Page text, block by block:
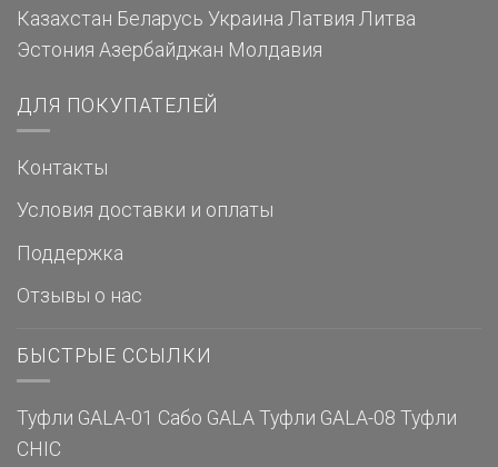
Казахстан Беларусь Украина Латвия Литва
Эстония Азербайджан Молдавия
ДЛЯ ПОКУПАТЕЛЕЙ
Контакты
Условия доставки и оплаты
Поддержка
Отзывы о нас
БЫСТРЫЕ ССЫЛКИ
Туфли GALA-01 Сабо GALA Туфли GALA-08 Туфли
CHIC